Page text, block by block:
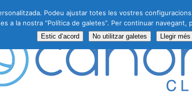
Podeu ajustar totes les vostres
a la nostra “Política de galetes”. Per continuar navegant,
Estic d’acord No utilitzar galetes Llegir més